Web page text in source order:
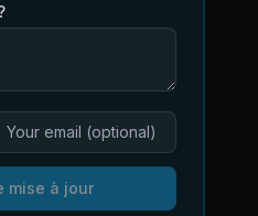
mise à jour